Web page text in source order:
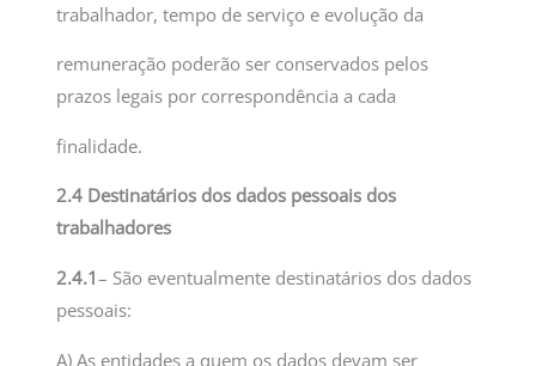
trabalhador, tempo de serviço e evolução da
remuneração poderão ser conservados pelos
prazos legais por correspondência a cada
finalidade.
2.4 Destinatários dos dados pessoais dos
trabalhadores
2.4.1– São eventualmente destinatários dos dados
pessoais:
A) As entidades a quem os dados devam ser